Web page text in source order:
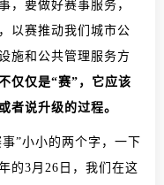
，要做好赛事服务，
以赛推动我们城市公
施和公共管理服务方
仅仅是“赛”，它应该
者说升级的过程。
”小小的两个字，一下
的3月26日，我们在这